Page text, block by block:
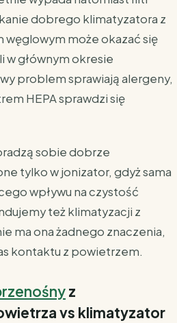
dobrego klimatyzatora z
węglowym może okazać się
w głównym okresie
problem sprawiają alergeny,
HEPA sprawdzi się
sobie dobrze
tylko w jonizator, gdyż sama
wpływu na czystość
też klimatyzacji z
ma ona żadnego znaczenia,
kontaktu z powietrzem.
z
vs klimatyzator